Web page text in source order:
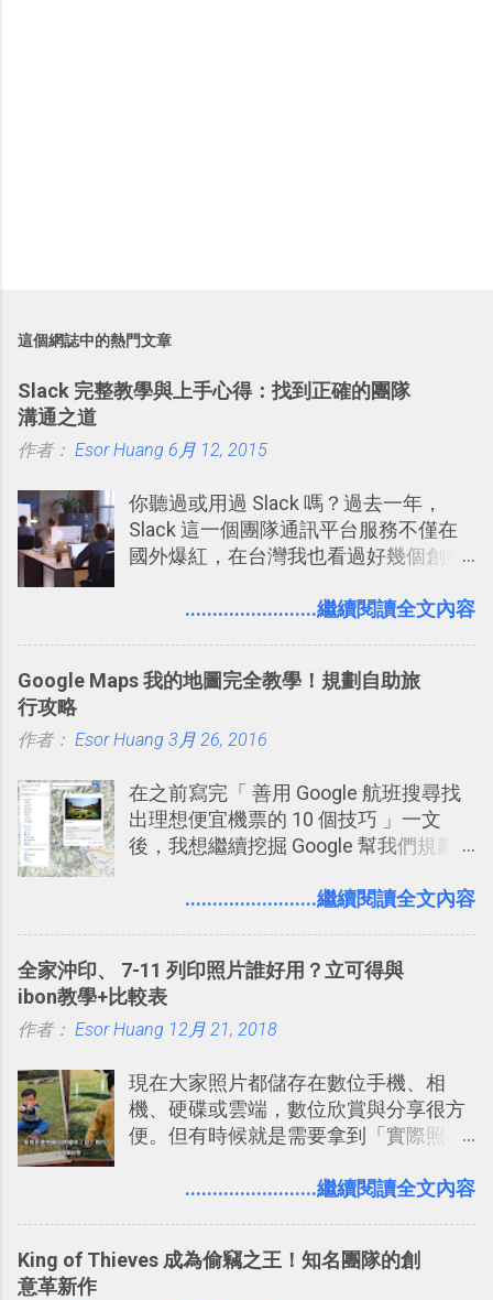
這個網誌中的熱門文章
Slack 完整教學與上手心得：找到正確的團隊
溝通之道
作者： Esor Huang 6月 12, 2015
你聽過或用過 Slack 嗎？過去一年，
Slack 這一個團隊通訊平台服務不僅在
國外爆紅，在台灣我也看過好幾個創業
理，到底 Slack 有什麼魅力？它是不是
有機會在一個專案合作中使用了 Slack
點： 1. 「 很有趣 」： Slack 裡擁有跟
聊天打屁、傳送有趣影音圖文的功能。
2. 「 有效率 」：但是 Slack 的頻道、群
組機制讓茶水間的聊天，不會干擾工作
事可以從聊天中記錄重點。 3. 「 有彈性
的軟體則讓同事可以在任何地方和公司
保持聯繫。 如果你需要中文版的同類平
台，可以參考： JANDI 高效率團隊通訊
戶 。 2017/3 新增 ： Sortd for Slack：
改造 Slack 討論串介面變成專案任務排
程看板
........................繼續閱讀全文內容
Google Maps 我的地圖完全教學！規劃自助旅
行攻略
作者： Esor Huang 3月 26, 2016
在之前寫完「 善用 Google 航班搜尋找
出理想便宜機票的 10 個技巧 」一文
後，我想繼續挖掘 Google 幫我們規劃
入的來聊聊 Google 的「我的地圖」服
線，對商務需求來說可以打造出一張一
張資料地圖（例如我之前在製作一本新
書時建立的「 台灣推薦空拍地點地圖
規劃自助旅行路線！ Google 「我的地
圖」在規劃自助旅行路線時可以解決許
多問題： 國外地點名稱地址常常難懂，
稱。 在規劃路線之外，自訂地圖還能補
時帶來好心情，二方面事後就是最好的
........................繼續閱讀全文內容
全家沖印、 7-11 列印照片誰好用？立可得與
ibon教學+比較表
作者： Esor Huang 12月 21, 2018
現在大家照片都儲存在數位手機、相
機、硬碟或雲端，數位欣賞與分享很方
便。但有時候就是需要拿到「實際照
要製作家庭相框 用照片來當小禮物 把照
片？而且最好能不花時間、立即拿到、
........................繼續閱讀全文內容
King of Thieves 成為偷竊之王！知名團隊的創
意革新作